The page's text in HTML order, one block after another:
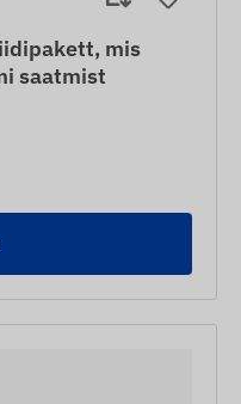
mis
saatmist